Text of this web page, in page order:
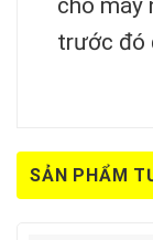
trước đó
SẢN PHẨM